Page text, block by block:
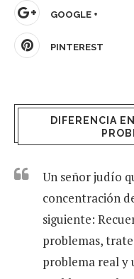
GOOGLE +
PINTEREST
DIFERENCIA
Un señor judío
concentración
siguiente:
problemas,
problema real y